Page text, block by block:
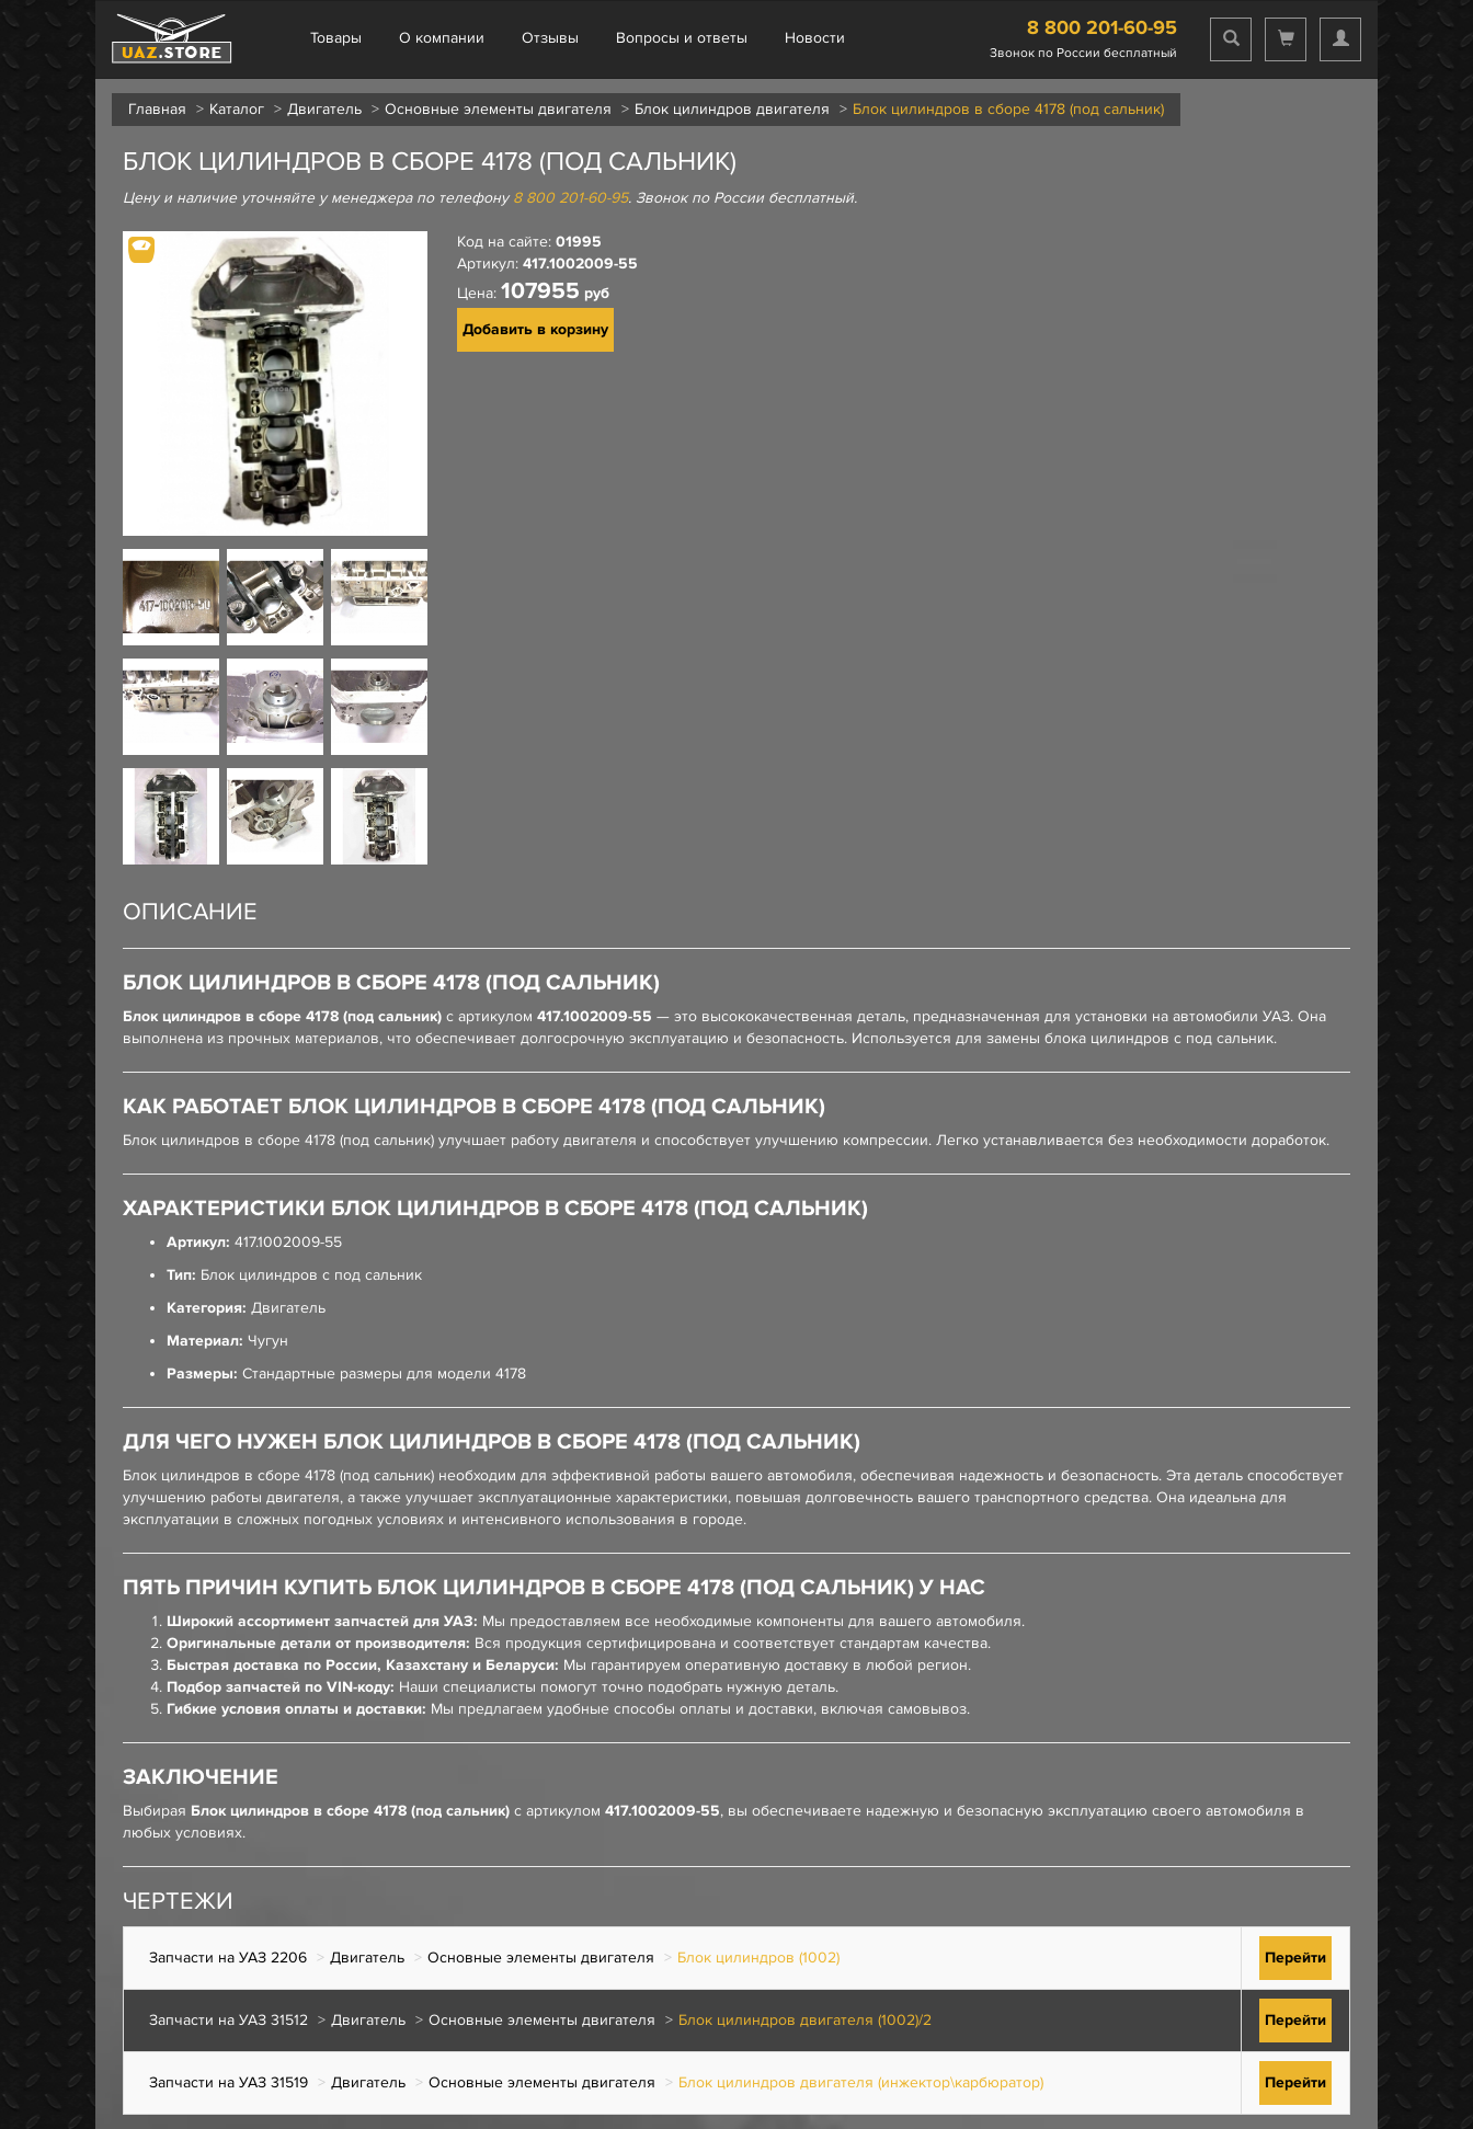
Товары О компании Отзывы Вопросы и ответы Новости 8 800 201-60-95
Звонок по России бесплатный
Главная Каталог Двигатель Основные элементы двигателя Блок цилиндров двигателя Блок цилиндров в сборе 4178 (под сальник)
БЛОК ЦИЛИНДРОВ В СБОРЕ 4178 (ПОД САЛЬНИК)
Цену и наличие уточняйте у менеджера по телефону8 800 201-60-95. Звонок по России бесплатный.
Код на сайте: 01995
Артикул: 417.1002009-55
Цена: 107955 руб
Добавить в корзину
ОПИСАНИЕ
БЛОК ЦИЛИНДРОВ В СБОРЕ 4178 (ПОД САЛЬНИК)
Блок цилиндров в сборе 4178 (под сальник) с артикулом 417.1002009-55 — это высококачественная деталь, предназначенная для установки на автомобили УАЗ. Она
выполнена из прочных материалов, что обеспечивает долгосрочную эксплуатацию и безопасность. Используется для замены блока цилиндров с под сальник.
КАК РАБОТАЕТ БЛОК ЦИЛИНДРОВ В СБОРЕ 4178 (ПОД САЛЬНИК)
Блок цилиндров в сборе 4178 (под сальник) улучшает работу двигателя и способствует улучшению компрессии. Легко устанавливается без необходимости доработок.
ХАРАКТЕРИСТИКИ БЛОК ЦИЛИНДРОВ В СБОРЕ 4178 (ПОД САЛЬНИК)
Артикул: 417.1002009-55
Тип: Блок цилиндров с под сальник
Категория: Двигатель
Материал: Чугун
Размеры: Стандартные размеры для модели 4178
ДЛЯ ЧЕГО НУЖЕН БЛОК ЦИЛИНДРОВ В СБОРЕ 4178 (ПОД САЛЬНИК)
Блок цилиндров в сборе 4178 (под сальник) необходим для эффективной работы вашего автомобиля, обеспечивая надежность и безопасность. Эта деталь способствует
улучшению работы двигателя, а также улучшает эксплуатационные характеристики, повышая долговечность вашего транспортного средства. Она идеальна для
эксплуатации в сложных погодных условиях и интенсивного использования в городе.
ПЯТЬ ПРИЧИН КУПИТЬ БЛОК ЦИЛИНДРОВ В СБОРЕ 4178 (ПОД САЛЬНИК) У НАС
Широкий ассортимент запчастей для УАЗ: Мы предоставляем все необходимые компоненты для вашего автомобиля.
Оригинальные детали от производителя: Вся продукция сертифицирована и соответствует стандартам качества.
Быстрая доставка по России, Казахстану и Беларуси: Мы гарантируем оперативную доставку в любой регион.
Подбор запчастей по VIN-коду: Наши специалисты помогут точно подобрать нужную деталь.
Гибкие условия оплаты и доставки: Мы предлагаем удобные способы оплаты и доставки, включая самовывоз.
ЗАКЛЮЧЕНИЕ
Выбирая Блок цилиндров в сборе 4178 (под сальник) с артикулом 417.1002009-55, вы обеспечиваете надежную и безопасную эксплуатацию своего автомобиля в
любых условиях.
ЧЕРТЕЖИ
Запчасти на УАЗ 2206 Двигатель Основные элементы двигателя Блок цилиндров (1002) Перейти
Запчасти на УАЗ 31512 Двигатель Основные элементы двигателя Блок цилиндров двигателя (1002)/2 Перейти
Запчасти на УАЗ 31519 Двигатель Основные элементы двигателя Блок цилиндров двигателя (инжектор\карбюратор) Перейти